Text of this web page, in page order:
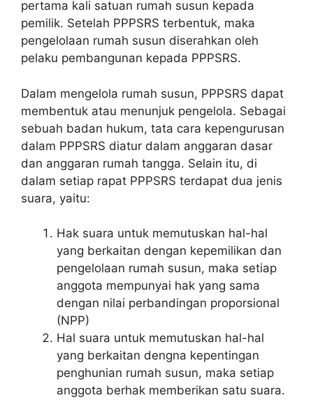
pertama kali satuan rumah susun kepada
pemilik. Setelah PPPSRS terbentuk, maka
pengelolaan rumah susun diserahkan oleh
pelaku pembangunan kepada PPPSRS.
Dalam mengelola rumah susun, PPPSRS dapat
membentuk atau menunjuk pengelola. Sebagai
sebuah badan hukum, tata cara kepengurusan
dalam PPPSRS diatur dalam anggaran dasar
dan anggaran rumah tangga. Selain itu, di
dalam setiap rapat PPPSRS terdapat dua jenis
suara, yaitu:
Hak suara untuk memutuskan hal-hal
yang berkaitan dengan kepemilikan dan
pengelolaan rumah susun, maka setiap
anggota mempunyai hak yang sama
dengan nilai perbandingan proporsional
(NPP)
Hal suara untuk memutuskan hal-hal
yang berkaitan dengna kepentingan
penghunian rumah susun, maka setiap
anggota berhak memberikan satu suara.